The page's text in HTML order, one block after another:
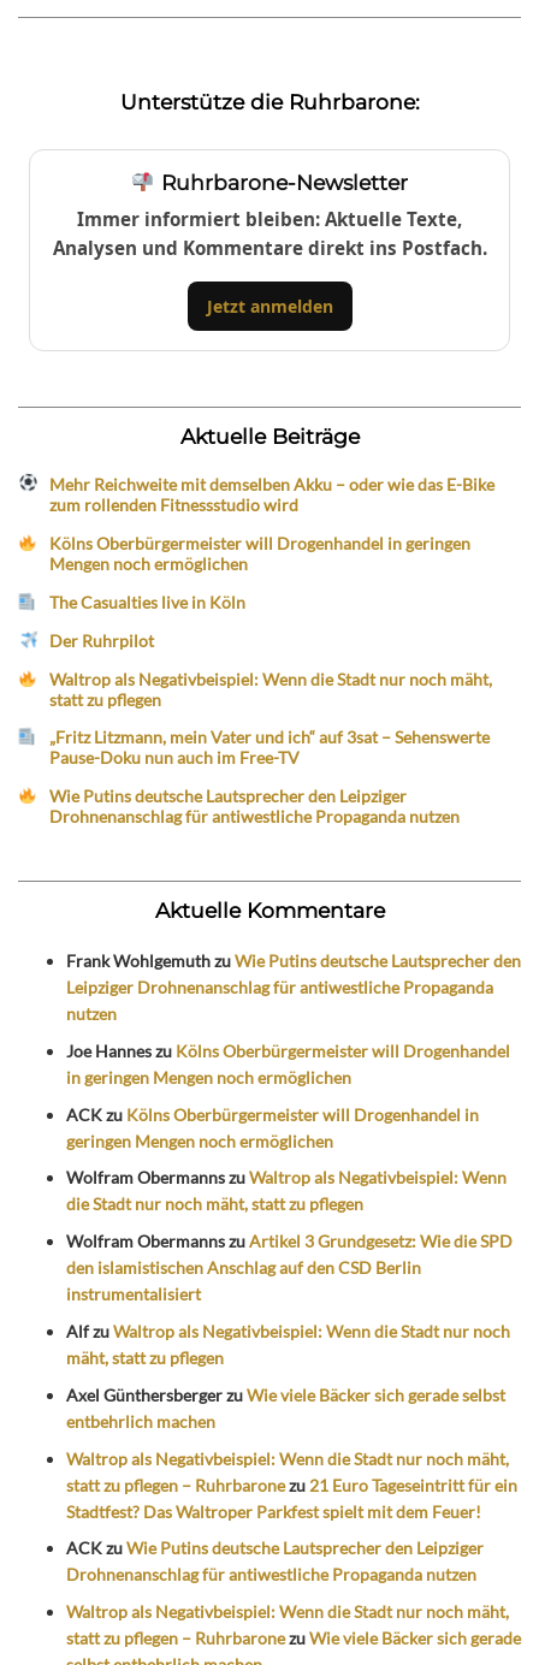
Unterstütze die Ruhrbarone:
Ruhrbarone-Newsletter
Immer informiert bleiben: Aktuelle Texte,
Analysen und Kommentare direkt ins Postfach.
Jetzt anmelden
Aktuelle Beiträge
Mehr Reichweite mit demselben Akku – oder wie das E-Bike
zum rollenden Fitnessstudio wird
Kölns Oberbürgermeister will Drogenhandel in geringen
Mengen noch ermöglichen
The Casualties live in Köln
Der Ruhrpilot
Waltrop als Negativbeispiel: Wenn die Stadt nur noch mäht,
statt zu pflegen
„Fritz Litzmann, mein Vater und ich“ auf 3sat – Sehenswerte
Pause-Doku nun auch im Free-TV
Wie Putins deutsche Lautsprecher den Leipziger
Drohnenanschlag für antiwestliche Propaganda nutzen
Aktuelle Kommentare
Frank WohlgemuthzuWie Putins deutsche Lautsprecher den
Leipziger Drohnenanschlag für antiwestliche Propaganda
nutzen
Joe Hanneszu Kölns Oberbürgermeister will Drogenhandel
in geringen Mengen noch ermöglichen
ACKzu Kölns Oberbürgermeister will Drogenhandel in
geringen Mengen noch ermöglichen
Wolfram ObermannszuWaltrop als Negativbeispiel: Wenn
die Stadt nur noch mäht, statt zu pflegen
Wolfram ObermannszuArtikel 3 Grundgesetz: Wie die SPD
den islamistischen Anschlag auf den CSD Berlin
instrumentalisiert
AlfzuWaltrop als Negativbeispiel: Wenn die Stadt nur noch
mäht, statt zu pflegen
Axel GünthersbergerzuWie viele Bäcker sich gerade selbst
entbehrlich machen
Waltrop als Negativbeispiel: Wenn die Stadt nur noch mäht,
statt zu pflegen – Ruhrbaronezu 21 Euro Tageseintritt für ein
Stadtfest? Das Waltroper Parkfest spielt mit dem Feuer!
ACKzuWie Putins deutsche Lautsprecher den Leipziger
Drohnenanschlag für antiwestliche Propaganda nutzen
Waltrop als Negativbeispiel: Wenn die Stadt nur noch mäht,
statt zu pflegen – RuhrbaronezuWie viele Bäcker sich gerade